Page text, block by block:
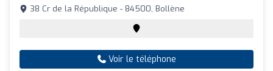
38 Cr de la République - 84500, Bollène
Voir le téléphone